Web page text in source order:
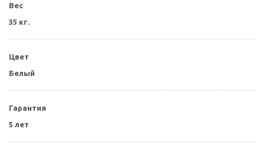
Вес
35 кг.
Цвет
Белый
Гарантия
5 лет